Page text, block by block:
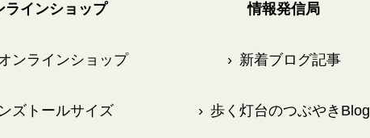
ラインショップ
ンラインショップ
ズトールサイズ
情報発信局
›新着ブログ記事
›歩く灯台のつぶやきBlog